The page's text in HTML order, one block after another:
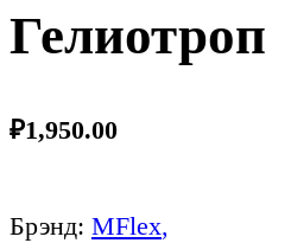
Гелиотроп
₽1,950.00
Брэнд: MFlex,